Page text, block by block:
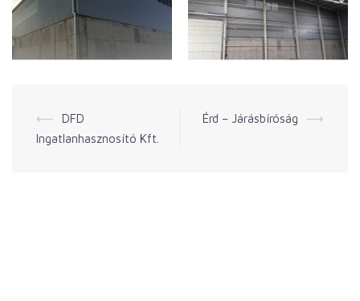
Post
navigation
⟵
DFD
Ingatlanhasznosító Kft.
Érd – Járásbíróság ⟶